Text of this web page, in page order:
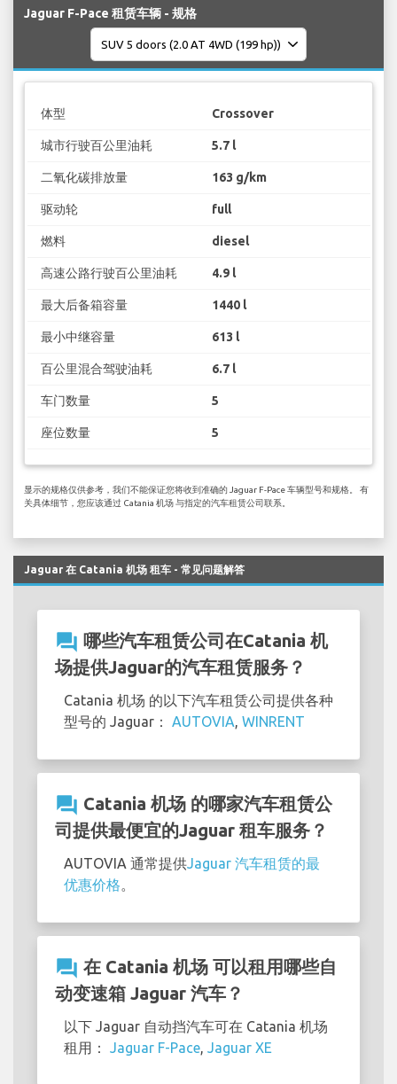
Jaguar F-Pace 租赁车辆 - 规格
体型 Crossover
城市行驶百公里油耗 5.7 l
二氧化碳排放量 163 g/km
驱动轮 full
燃料 diesel
高速公路行驶百公里油耗 4.9 l
最大后备箱容量 1440 l
最小中继容量 613 l
百公里混合驾驶油耗 6.7 l
车门数量 5
座位数量 5
显示的规格仅供参考，我们不能保证您将收到准确的 Jaguar F-Pace 车辆型号和规格。 有
关具体细节，您应该通过 Catania 机场 与指定的汽车租赁公司联系。
Jaguar 在 Catania 机场 租车 - 常见问题解答
question_answer 哪些汽车租赁公司在Catania 机
场提供Jaguar的汽车租赁服务？
Catania 机场 的以下汽车租赁公司提供各种
型号的 Jaguar： AUTOVIA, WINRENT
question_answer Catania 机场 的哪家汽车租赁公
司提供最便宜的Jaguar 租车服务？
AUTOVIA 通常提供Jaguar 汽车租赁的最
优惠价格。
question_answer 在 Catania 机场 可以租用哪些自
动变速箱 Jaguar 汽车？
以下 Jaguar 自动挡汽车可在 Catania 机场
租用： Jaguar F-Pace, Jaguar XE